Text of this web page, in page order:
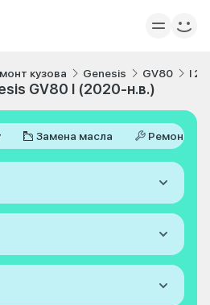
кузова Genesis GV80 I
GV80 I (2020-н.в.)
Замена масла Ремонт